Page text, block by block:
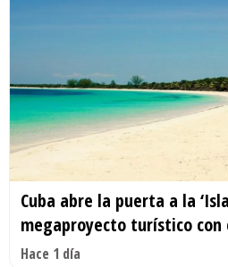
Cuba abre la puerta a la
megaproyecto turístico con
Hace 1 día